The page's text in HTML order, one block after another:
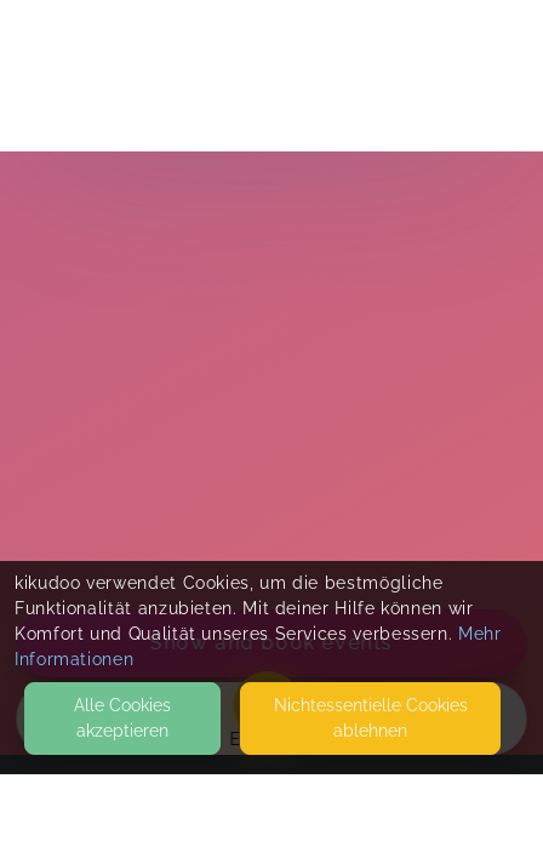
EVENTS
Show and book events
kikudoo verwendet Cookies, um die bestmögliche
Funktionalität anzubieten. Mit deiner Hilfe können wir
Komfort und Qualität unseres Services verbessern. Mehr
Informationen
Alle Cookies
akzeptieren
Nicht­essentielle Cookies
ablehnen